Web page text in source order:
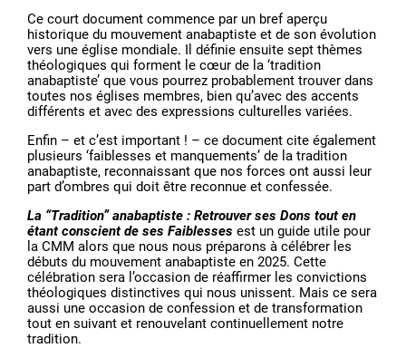
Ce court document commence par un bref aperçu
historique du mouvement anabaptiste et de son évolution
vers une église mondiale. Il définie ensuite sept thèmes
théologiques qui forment le cœur de la ‘tradition
anabaptiste’ que vous pourrez probablement trouver dans
toutes nos églises membres, bien qu’avec des accents
différents et avec des expressions culturelles variées.
Enfin – et c’est important ! – ce document cite également
plusieurs ‘faiblesses et manquements’ de la tradition
anabaptiste, reconnaissant que nos forces ont aussi leur
part d’ombres qui doit être reconnue et confessée.
La “Tradition” anabaptiste : Retrouver ses Dons tout en
étant conscient de ses Faiblesses est un guide utile pour
la CMM alors que nous nous préparons à célébrer les
débuts du mouvement anabaptiste en 2025. Cette
célébration sera l’occasion de réaffirmer les convictions
théologiques distinctives qui nous unissent. Mais ce sera
aussi une occasion de confession et de transformation
tout en suivant et renouvelant continuellement notre
tradition.